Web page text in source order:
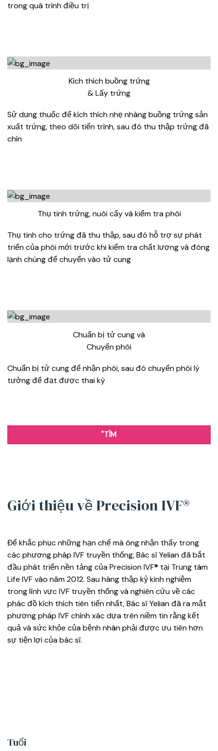
trong quá trình điều trị
Kích thích buồng trứng
& Lấy trứng
Sử dụng thuốc để kích thích nhẹ nhàng buồng trứng sản
xuất trứng, theo dõi tiến trình, sau đó thu thập trứng đã
chín
Thụ tinh trứng, nuôi cấy và kiểm tra phôi
Thụ tinh cho trứng đã thu thập, sau đó hỗ trợ sự phát
triển của phôi mới trước khi kiểm tra chất lượng và đông
lạnh chúng để chuyển vào tử cung
Chuẩn bị tử cung và
Chuyển phôi
Chuẩn bị tử cung để nhận phôi, sau đó chuyển phôi lý
tưởng để đạt được thai kỳ
"TÌM
Giới thiệu về Precision IVF®
Để khắc phục những hạn chế mà ông nhận thấy trong
các phương pháp IVF truyền thống, Bác sĩ Yelian đã bắt
đầu phát triển nền tảng của Precision IVF® tại Trung tâm
Life IVF vào năm 2012. Sau hàng thập kỷ kinh nghiệm
trong lĩnh vực IVF truyền thống và nghiên cứu về các
phác đồ kích thích tiên tiến nhất, Bác sĩ Yelian đã ra mắt
phương pháp IVF chính xác dựa trên niềm tin rằng kết
quả và sức khỏe của bệnh nhân phải được ưu tiên hơn
sự tiện lợi của bác sĩ.
Tuổi